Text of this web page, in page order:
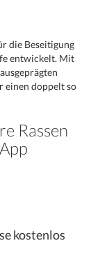
die Beseitigung
entwickelt. Mit
einen doppelt so
Rassen
kostenlos